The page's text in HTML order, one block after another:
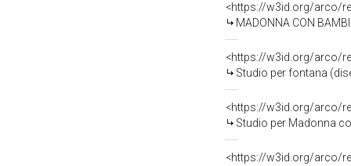
<https://w3id.org/arco/
MADONNA CON
<https://w3id.org/arco/
Studio per fontana
<https://w3id.org/arco/
Studio per Madonna con
<https://w3id.org/arco/